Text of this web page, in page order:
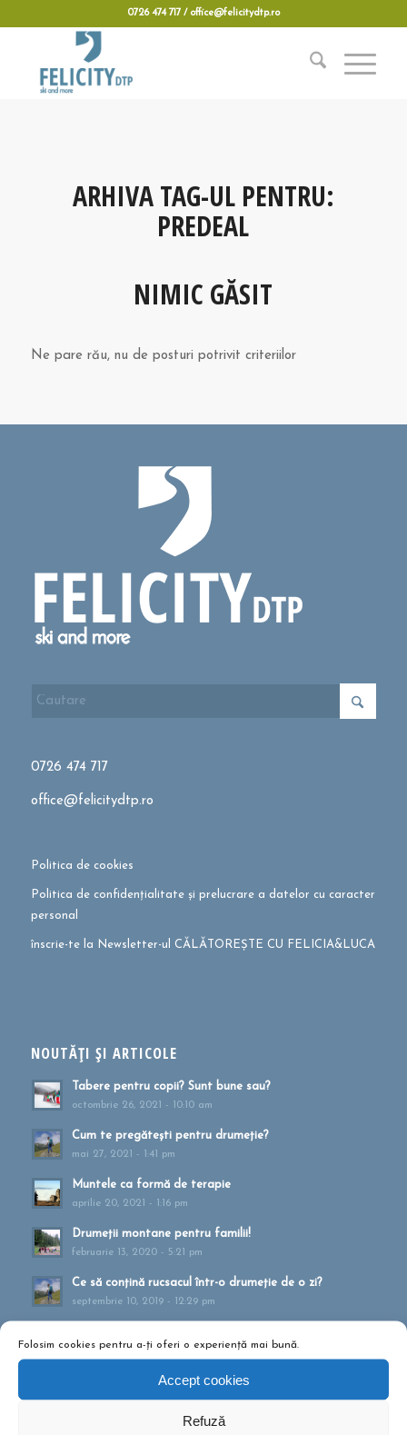
Folosim cookies pentru a-ți oferi o experiență mai bună.
Accept cookies
Refuză
0726 474 717 / office@felicitydtp.ro
ARHIVA TAG-UL PENTRU:
PREDEAL
NIMIC GĂSIT
Ne pare rău, nu de posturi potrivit criteriilor
0726 474 717
office@felicitydtp.ro
Politica de cookies
Politica de confidențialitate și prelucrare a datelor cu caracter
personal
înscrie-te la Newsletter-ul CĂLĂTOREȘTE CU FELICIA&LUCA
NOUTĂȚI ȘI ARTICOLE
Tabere pentru copii? Sunt bune sau?
octombrie 26, 2021 - 10:10 am
Cum te pregătești pentru drumeție?
mai 27, 2021 - 1:41 pm
Muntele ca formă de terapie
aprilie 20, 2021 - 1:16 pm
Drumeții montane pentru familii!
februarie 13, 2020 - 5:21 pm
Ce să conțină rucsacul într-o drumeție de o zi?
septembrie 10, 2019 - 12:29 pm